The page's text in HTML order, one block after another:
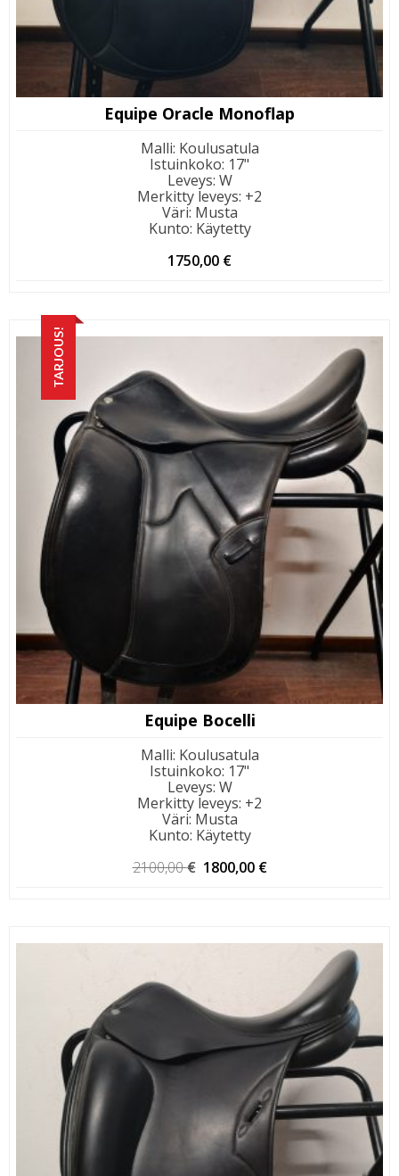
Equipe Oracle Monoflap
Malli: Koulusatula
Istuinkoko: 17"
Leveys: W
Merkitty leveys: +2
Väri: Musta
Kunto: Käytetty
1750,00 €
TARJOUS!
Equipe Bocelli
Malli: Koulusatula
Istuinkoko: 17"
Leveys: W
Merkitty leveys: +2
Väri: Musta
Kunto: Käytetty
2100,00€ Alkuperäinen
1800,00 €